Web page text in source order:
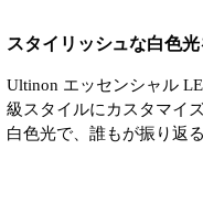
スタイリッシュな白色
Ultinon エッセンシャル
級スタイルにカスタマイ
白色光で、誰もが振り返